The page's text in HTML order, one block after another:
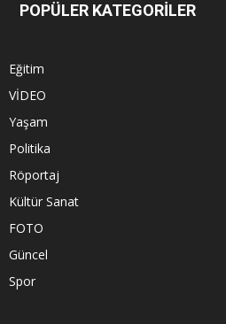
POPÜLER KATEGORİLER
Eğitim
VİDEO
Yaşam
Politika
Röportaj
Kültür Sanat
FOTO
Güncel
Spor